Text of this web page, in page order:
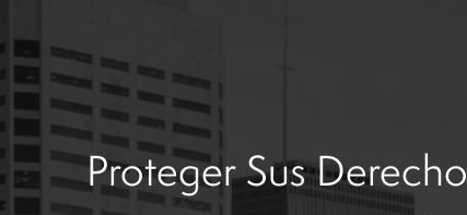
Proteger Sus